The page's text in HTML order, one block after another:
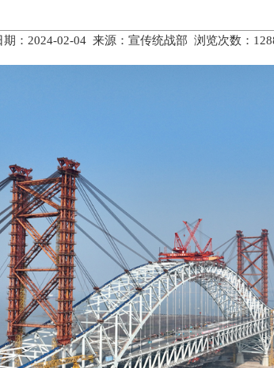
期：2024-02-04 来源：宣传统战部 浏览次数：